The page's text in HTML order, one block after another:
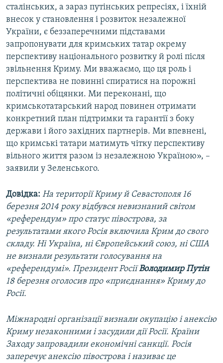
сталінських, а зараз путінських репресіях, і їхній
внесок у становлення і розвиток незалежної
України, є беззаперечними підставами
запропонувати для кримських татар окрему
перспективу національного розвитку й ролі після
звільнення Криму. Ми вважаємо, що ця роль і
перспектива не повинні спиратися на порожні
політичні обіцянки. Ми переконані, що
кримськотатарський народ повинен отримати
конкретний план підтримки та гарантії з боку
держави і його західних партнерів. Ми впевнені,
що кримські татари матимуть чітку перспективу
вільного життя разом із незалежною Україною», –
заявили у Зеленського.
Довідка: На території Криму й Севастополя 16
березня 2014 року відбувся невизнаний світом
«референдум» про статус півострова, за
результатами якого Росія включила Крим до свого
складу. Ні Україна, ні Європейський союз, ні США
не визнали результати голосування на
«референдумі». Президент РосіїВолодимир Путін
18 березня оголосив про «приєднання» Криму до
Росії.
Міжнародні організації визнали окупацію і анексію
Криму незаконними і засудили дії Росії. Країни
Заходу запровадили економічні санкції. Росія
заперечує анексію півострова і називає це